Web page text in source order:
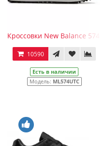
Кроссовки New Balance 574
10590
Есть в наличии
Модель: ML574UTC